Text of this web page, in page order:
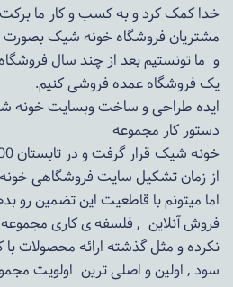
خدا کمک کرد و به کسب و کار ما برکت
مشتریان فروشگاه خونه شیک بصورت
و ما تونستیم بعد از چند سال
یک فروشگاه عمده فروشی کنیم.
دستور کار مجموعه
خونه شیک قرار گرفت و در تابستان 1400 به مرحله اجرا رسید.
از زمان تشکیل سایت فروشگاهی
اما میتونم با قاطعیت این تضمین رو
فروش آنلاین , فلسفه ی کاری مجموعه
نکرده و مثل گذشته ارائه محصولات
سود , اولین و اصلی ترین اولویت